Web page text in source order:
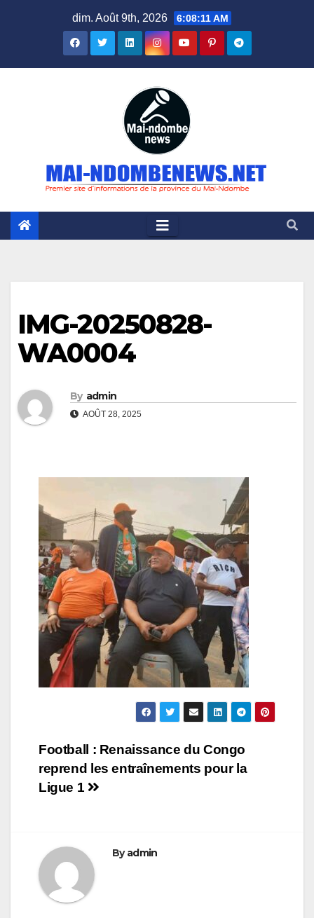
dim. Août 9th, 2026 6:08:12 AM
IMG-20250828-
WA0004
By admin
AOÛT 28, 2025
Navigation
de
Football : Renaissance du Congo
reprend les entraînements pour la
Ligue 1
Byadmin